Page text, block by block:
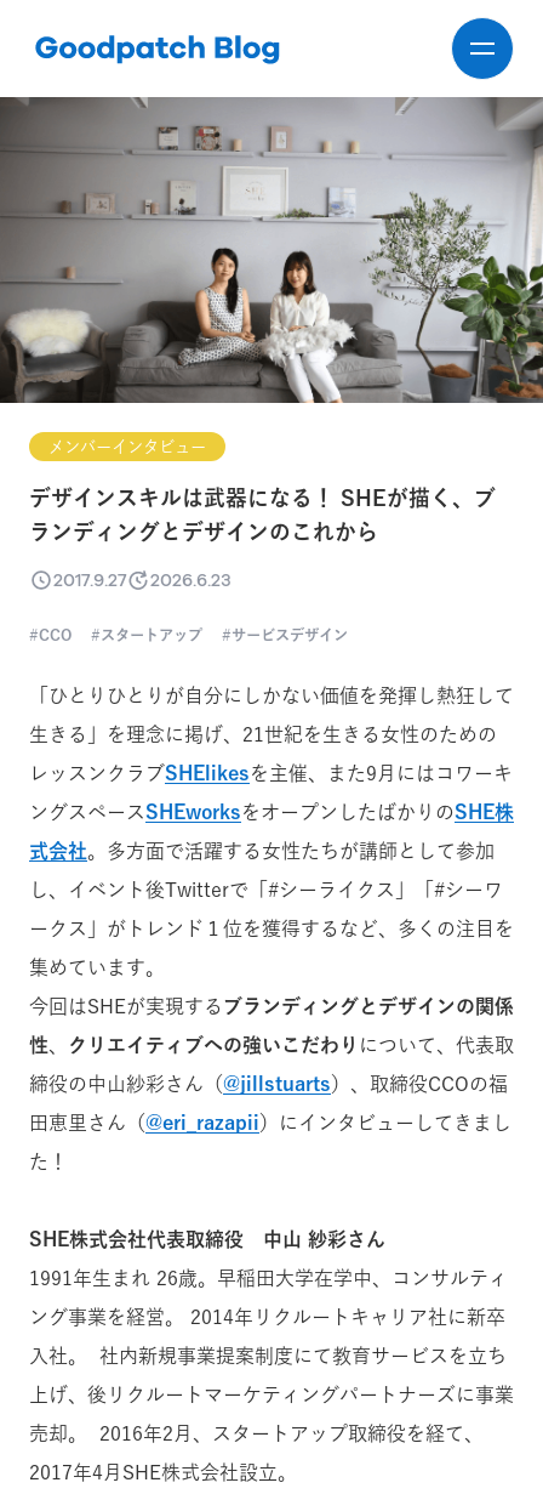
メンバーインタビュー
デザインスキルは武器になる！ SHEが描く、ブ
ランディングとデザインのこれから
2017.9.27 2026.6.23
CCO スタートアップ サービスデザイン
「ひとりひとりが自分にしかない価値を発揮し熱狂して
生きる」を理念に掲げ、21世紀を生きる女性のための
レッスンクラブSHElikesを主催、また9月にはコワーキ
ングスペースSHEworksをオープンしたばかりのSHE株
式会社。 多方面で活躍する女性たちが講師として参加
し、イベント後Twitterで「#シーライクス
」「#シーワ
ークス」がトレンド１位を獲得するなど、多くの注目を
集めています。
今回はSHEが実現する ブランディングとデザインの関係
性
クリエイティブへの強いこだわり について、代表取
締役の中山紗彩さん（@jillstuarts）、取締役CCOの福
田恵里さん（@eri_razapii）にインタビューしてきまし
た！
SHE株式会社代表取締役 中山 紗彩さん
1991年生まれ 26歳。早稲田大学在学中、コンサルティ
ング事業を経営。 2014年リクルートキャリア社に新卒
入社。 社内新規事業提案制度にて教育サービスを立ち
上げ、後リクルートマーケティングパートナーズに事業
売却。 2016年2月、スタートアップ取締役を経て、
2017年4月SHE株式会社設立。